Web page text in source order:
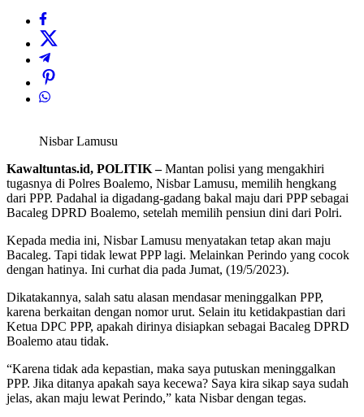
Nisbar Lamusu
Kawaltuntas.id, POLITIK –Mantan polisi yang mengakhiri
tugasnya di Polres Boalemo, Nisbar Lamusu, memilih hengkang
dari PPP. Padahal ia digadang-gadang bakal maju dari PPP sebagai
Bacaleg DPRD Boalemo, setelah memilih pensiun dini dari Polri.
Kepada media ini, Nisbar Lamusu menyatakan tetap akan maju
Bacaleg. Tapi tidak lewat PPP lagi. Melainkan Perindo yang cocok
dengan hatinya. Ini curhat dia pada Jumat, (19/5/2023).
Dikatakannya, salah satu alasan mendasar meninggalkan PPP,
karena berkaitan dengan nomor urut. Selain itu ketidakpastian dari
Ketua DPC PPP, apakah dirinya disiapkan sebagai Bacaleg DPRD
Boalemo atau tidak.
“Karena tidak ada kepastian, maka saya putuskan meninggalkan
PPP. Jika ditanya apakah saya kecewa? Saya kira sikap saya sudah
jelas, akan maju lewat Perindo,” kata Nisbar dengan tegas.